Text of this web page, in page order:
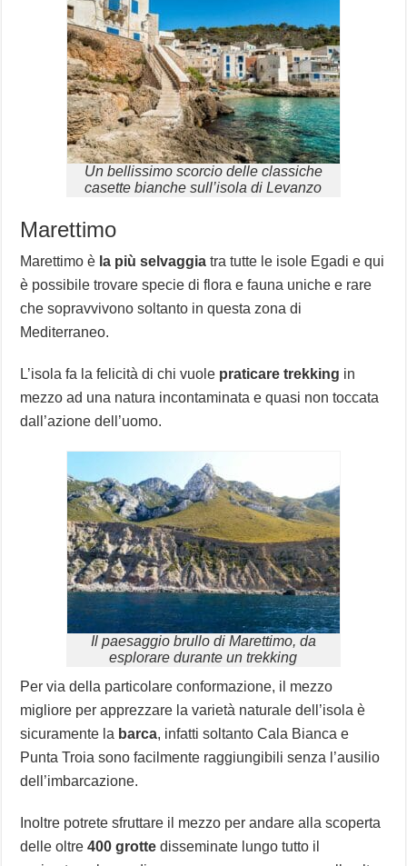
Un bellissimo scorcio delle classiche
casette bianche sull’isola di Levanzo
Marettimo
Marettimo è la più selvaggia tra tutte le isole Egadi e qui
è possibile trovare specie di flora e fauna uniche e rare
che sopravvivono soltanto in questa zona di
Mediterraneo.
L’isola fa la felicità di chi vuole praticare trekking in
mezzo ad una natura incontaminata e quasi non toccata
dall’azione dell’uomo.
Il paesaggio brullo di Marettimo, da
esplorare durante un trekking
Per via della particolare conformazione, il mezzo
migliore per apprezzare la varietà naturale dell’isola è
sicuramente la barca, infatti soltanto Cala Bianca e
Punta Troia sono facilmente raggiungibili senza l’ausilio
dell’imbarcazione.
Inoltre potrete sfruttare il mezzo per andare alla scoperta
delle oltre400 grotte disseminate lungo tutto il